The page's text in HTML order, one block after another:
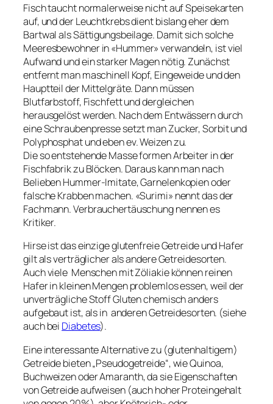
Fisch taucht normalerweise nicht auf Speisekarten
auf, und der Leuchtkrebs dient bislang eher dem
Bartwal als Sättigungsbeilage. Damit sich solche
Meeresbewohner in «Hummer» verwandeln, ist viel
Aufwand und ein starker Magen nötig. Zunächst
entfernt man maschinell Kopf, Eingeweide und den
Hauptteil der Mittelgräte. Dann müssen
Blutfarbstoff, Fischfett und dergleichen
herausgelöst werden. Nach dem Entwässern durch
eine Schraubenpresse setzt man Zucker, Sorbit und
Polyphosphat und eben ev. Weizen zu.
Die so entstehende Masse formen Arbeiter in der
Fischfabrik zu Blöcken. Daraus kann man nach
Belieben Hummer-Imitate, Garnelenkopien oder
falsche Krabben machen. «Surimi» nennt das der
Fachmann. Verbrauchertäuschung nennen es
Kritiker.
Hirse ist das einzige glutenfreie Getreide und Hafer
gilt als verträglicher als andere Getreidesorten.
Auch viele Menschen mit Zöliakie können reinen
Hafer in kleinen Mengen problemlos essen, weil der
unverträgliche Stoff Gluten chemisch anders
aufgebaut ist, als in anderen Getreidesorten. (siehe
auch bei Diabetes).
Eine interessante Alternative zu (glutenhaltigem)
Getreide bieten „Pseudogetreide“, wie Quinoa,
Buchweizen oder Amaranth, da sie Eigenschaften
von Getreide aufweisen (auch hoher Proteingehalt